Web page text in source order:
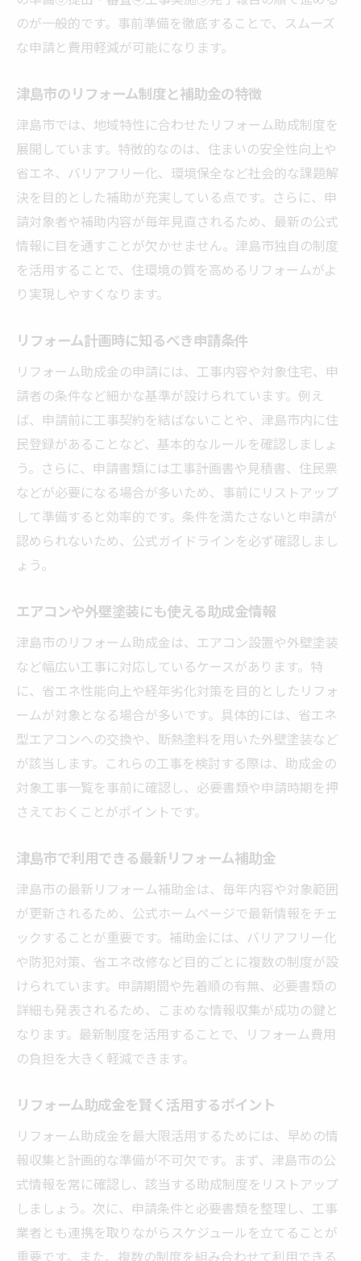
リフォーム助成金申請の基本ステップを解
説
津島市での申請書類準備と提出方法の流れ
リフォーム補助金申請時の注意点まとめ
リフォーム申請に役立つスケジュール管理
術
業者選びから申請までの実践的な流れ
津島市のリフォーム助成金で費用負担を減らす
コツ
リフォーム費用負担を抑える申請テクニッ
ク
外壁塗装や省エネ設備での負担軽減方法
リフォーム計画と補助金利用のバランス
費用対効果を高めるリフォームの選び方
助成金活用でリフォーム資金を賢く確保
リフォーム補助金申請の手順と注意点を徹底解
説
リフォーム補助金申請手順を順番に紹介
申請時に必要な書類とチェックリスト作成
リフォーム助成金審査で重視されるポイン
ト
申請期限とスケジュール管理のコツ
リフォーム補助金で失敗しないための注意
点
自分でできるリフォーム助成金の申請ポイント
リフォーム助成金を自分で申請する手順
申請が初めての方におすすめの進め方
術
自分で申請する際のトラブル回避法
申請後に知っておきたいサポート情報
リフォーム申請をスムーズに進めるコツ
バリアフリーや省エネに使える津島市の助成金
バリアフリーリフォームの助成金活用方法
省エネ設備導入に利用できる補助金解説
外壁塗装や防犯対策にも使える補助金情報
津島市特有のリフォーム支援策まとめ
リフォーム助成金の幅広い用途とその効果
リフォーム助成金を賢く使うための津島市ガイ
ド
リフォーム助成金活用で理想の住まいを実
現
のが一般的です。事前準備を徹底することで、スムーズ
な申請と費用軽減が可能になります。
津島市のリフォーム制度と補助金の特徴
津島市では、地域特性に合わせたリフォーム助成制度を
展開しています。特徴的なのは、住まいの安全性向上や
省エネ、バリアフリー化、環境保全など社会的な課題解
決を目的とした補助が充実している点です。さらに、申
請対象者や補助内容が毎年見直されるため、最新の公式
情報に目を通すことが欠かせません。津島市独自の制度
を活用することで、住環境の質を高めるリフォームがよ
り実現しやすくなります。
リフォーム計画時に知るべき申請条件
リフォーム助成金の申請には、工事内容や対象住宅、申
請者の条件など細かな基準が設けられています。例え
ば、申請前に工事契約を結ばないことや、津島市内に住
民登録があることなど、基本的なルールを確認しましょ
う。さらに、申請書類には工事計画書や見積書、住民票
などが必要になる場合が多いため、事前にリストアップ
して準備すると効率的です。条件を満たさないと申請が
認められないため、公式ガイドラインを必ず確認しまし
ょう。
エアコンや外壁塗装にも使える助成金情報
津島市のリフォーム助成金は、エアコン設置や外壁塗装
など幅広い工事に対応しているケースがあります。特
に、省エネ性能向上や経年劣化対策を目的としたリフォ
ームが対象となる場合が多いです。具体的には、省エネ
型エアコンへの交換や、断熱塗料を用いた外壁塗装など
が該当します。これらの工事を検討する際は、助成金の
対象工事一覧を事前に確認し、必要書類や申請時期を押
さえておくことがポイントです。
津島市で利用できる最新リフォーム補助金
津島市の最新リフォーム補助金は、毎年内容や対象範囲
が更新されるため、公式ホームページで最新情報をチェ
ックすることが重要です。補助金には、バリアフリー化
や防犯対策、省エネ改修など目的ごとに複数の制度が設
けられています。申請期間や先着順の有無、必要書類の
詳細も発表されるため、こまめな情報収集が成功の鍵と
なります。最新制度を活用することで、リフォーム費用
の負担を大きく軽減できます。
リフォーム助成金を賢く活用するポイント
リフォーム助成金を最大限活用するためには、早めの情
報収集と計画的な準備が不可欠です。まず、津島市の公
式情報を常に確認し、該当する助成制度をリストアップ
しましょう。次に、申請条件と必要書類を整理し、工事
業者とも連携を取りながらスケジュールを立てることが
重要です。また、複数の制度を組み合わせて利用できる